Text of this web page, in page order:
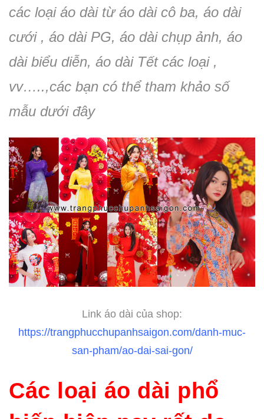
các loại áo dài từ áo dài cô ba, áo dài
cưới , áo dài PG, áo dài chụp ảnh, áo
dài biểu diễn, áo dài Tết các loại ,
vv…..,các bạn có thể tham khảo số
mẫu dưới đây
Link áo dài của shop:
https://trangphucchupanhsaigon.com/danh-muc-
san-pham/ao-dai-sai-gon/
Các loại áo dài phổ